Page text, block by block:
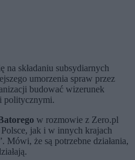
na składaniu subsydiarnych
umorzenia spraw przez
budować wizerunek
politycznymi.
w rozmowie z Zero.pl
jak i w innych krajach
Mówi, że są potrzebne działania,